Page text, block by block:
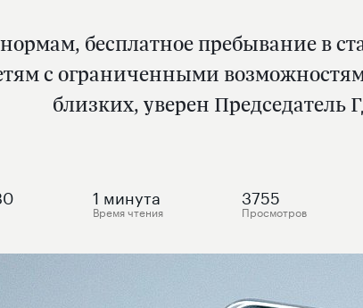
бесплатное пребывание в
с ограниченными
близких, уверен Председатель
1 минута
Время чтения
3755
Просмотров